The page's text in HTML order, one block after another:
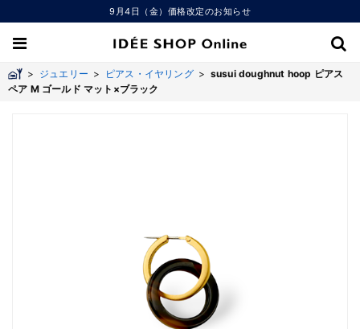
9月4日（金）価格改定のお知らせ
> ジュエリー > ピアス・イヤリング> susui doughnut hoop ピアス
ペア M ゴールド マット×ブラック